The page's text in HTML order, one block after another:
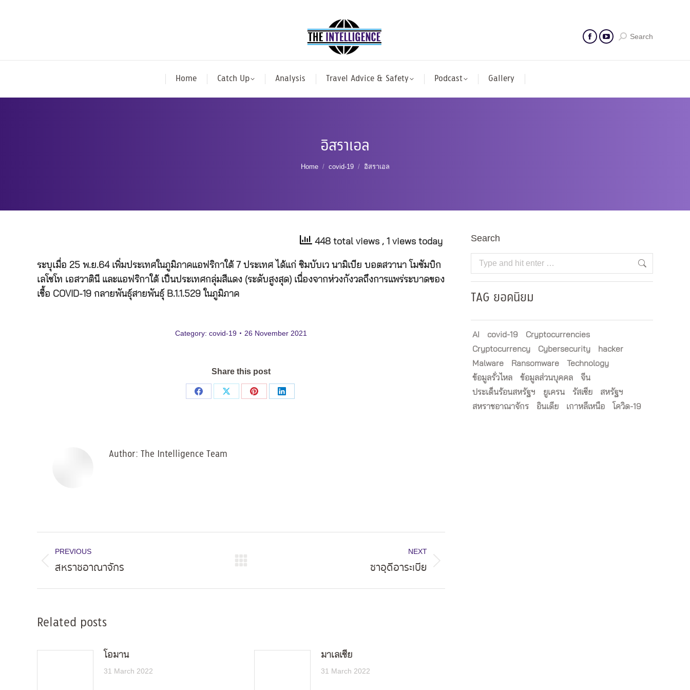
Search
Home Catch Up Analysis Travel Advice & Safety Podcast Gallery
อิสราเอล
You are here:
Home covid-19 อิสราเอล
448 total views , 1 views today
ระบุเมื่อ 25 พ.ย.64 เพิ่มประเทศในภูมิภาคแอฟริกาใต้ 7 ประเทศ ได้แก่ ซิมบับเว นามิเบีย บอตสวานา โมซัมบิก
เลโซโท เอสวาตินี และแอฟริกาใต้ เป็นประเทศกลุ่มสีแดง (ระดับสูงสุด) เนื่องจากห่วงกังวลถึงการแพร่ระบาดของ
เชื้อ COVID-19 กลายพันธุ์สายพันธุ์ B.1.1.529 ในภูมิภาค
Category: covid-19 26 November 2021
Share this post
Share
Share
Share
Share
Author: The Intelligence Team
navigation
PREVIOUS
Previous
สหราชอาณาจักร
NEXT
ซาอุดีอาระเบีย
Related posts
โอมาน
31 March 2022
มาเลเซีย
31 March 2022
Search
Search:
TAG ยอดนิยม
AI covid-19
Cryptocurrencies
Cryptocurrency
Cybersecurity
hacker
Malware
Ransomware
Technology
ข้อมูลรั่วไหล
ข้อมูลส่วนบุคคล
จีน
ประเด็นร้อนสหรัฐฯ
ยูเครน รัสเซีย
สหรัฐฯ
สหราชอาณาจักร
อินเดีย เกาหลีเหนือ โควิด-19